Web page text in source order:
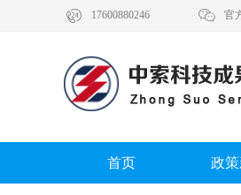
 17600880246  官
首页 政